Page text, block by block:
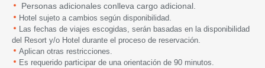
Personas adicionales conlleva cargo adicional.
Hotel sujeto a cambios según disponibilidad.
Las fechas de viajes escogidas, serán basadas en la disponibilidad
del Resort y/o Hotel durante el proceso de reservación.
Aplican otras restricciones.
Es requerido participar de una orientación de 90 minutos.